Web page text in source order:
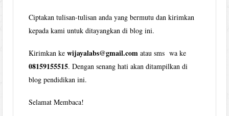
Ciptakan tulisan-tulisan anda yang bermutu dan kirimkan
kepada kami untuk ditayangkan di blog ini.
Kirimkan kewijayalabs@gmail.com atau sms wa ke
08159155515. Dengan senang hati akan ditampilkan di
blog pendidikan ini.
Selamat Membaca!